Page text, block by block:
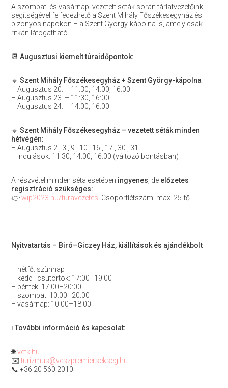
A szombati és vasárnapi vezetett séták során tárlatvezetőink
segítségével felfedezhető a Szent Mihály Főszékesegyház és –
bizonyos napokon – a Szent György-kápolna is, amely csak
ritkán látogatható.
📆 Augusztusi kiemelt túraidőpontok:
🔸 Szent Mihály Főszékesegyház + Szent György-kápolna
– Augusztus 20. – 11:30, 14:00, 16:00
– Augusztus 23. – 11:30, 16:00
– Augusztus 24. – 14:00, 16:00
🔹 Szent Mihály Főszékesegyház – vezetett séták minden
hétvégén:
– Augusztus 2., 3., 9., 10., 16., 17., 30., 31.
– Indulások: 11:30, 14:00, 16:00 (változó bontásban)
A részvétel minden séta esetében ingyenes , de előzetes
regisztráció szükséges:
👉wip2023.hu/turavezetes Csoportlétszám: max. 25 fő
Nyitvatartás – Biró–Giczey Ház, kiállítások és ajándékbolt
– hétfő: szünnap
– kedd–csütörtök: 17:00–19:00
– péntek: 17:00–20:00
– szombat: 10:00–20:00
– vasárnap: 10:00–18:00
ℹ️ További információ és kapcsolat:
🌐vetk.hu
✉️ turizmus@veszpremiersekseg.hu
📞 +36 20 560 2010